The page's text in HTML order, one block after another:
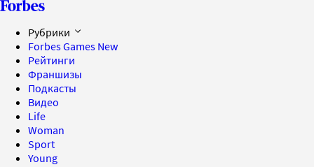
Рубрики
Forbes Games New
Рейтинги
Франшизы
Подкасты
Видео
Life
Woman
Sport
Young